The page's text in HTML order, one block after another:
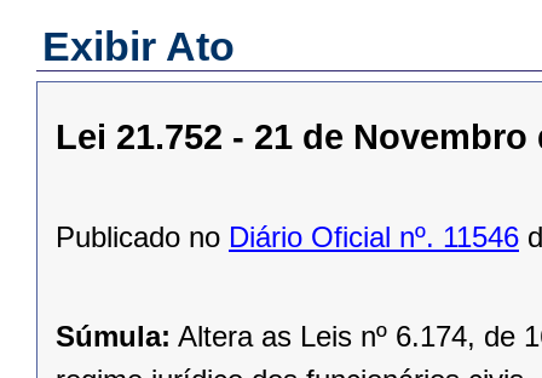
Exibir Ato
Lei 21.752 - 21 de Novembro
Publicado no Diário Oficial nº. 11546
Súmula: Altera as Leis nº 6.174, de